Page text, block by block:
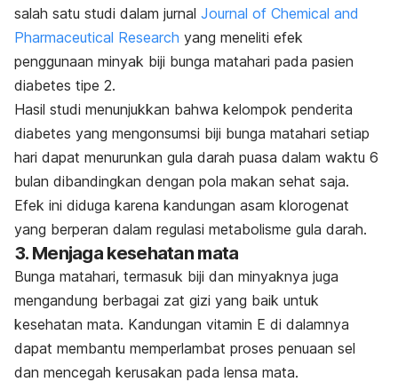
salah satu studi dalam jurnal Journal of Chemical and
Pharmaceutical Research yang meneliti efek
penggunaan minyak biji bunga matahari pada pasien
diabetes tipe 2.
Hasil studi menunjukkan bahwa kelompok penderita
diabetes yang mengonsumsi biji bunga matahari setiap
hari dapat menurunkan gula darah puasa dalam waktu 6
bulan dibandingkan dengan pola makan sehat saja.
Efek ini diduga karena kandungan asam klorogenat
yang berperan dalam regulasi metabolisme gula darah.
3. Menjaga kesehatan mata
Bunga matahari, termasuk biji dan minyaknya juga
mengandung berbagai zat gizi yang baik untuk
kesehatan mata. Kandungan vitamin E di dalamnya
dapat membantu memperlambat proses penuaan sel
dan mencegah kerusakan pada lensa mata.